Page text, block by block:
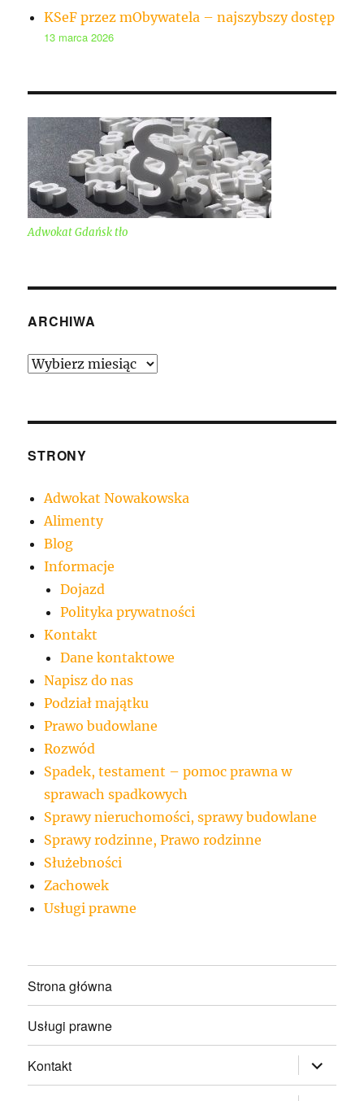
KSeF przez mObywatela – najszybszy dostęp
13 marca 2026
Adwokat Gdańsk tło
ARCHIWA
Archiwa
STRONY
Adwokat Nowakowska
Alimenty
Blog
Informacje
Dojazd
Polityka prywatności
Kontakt
Dane kontaktowe
Napisz do nas
Podział majątku
Prawo budowlane
Rozwód
Spadek, testament – pomoc prawna w
sprawach spadkowych
Sprawy nieruchomości, sprawy budowlane
Sprawy rodzinne, Prawo rodzinne
Służebności
Zachowek
Usługi prawne
Strona główna
Usługi prawne
Kontakt rozwiń
menu
potomne